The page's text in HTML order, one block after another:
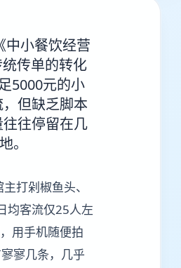
中小餐饮经营
传单的转化
5000元的小
但缺乏脚本
往停留在几
。
打剁椒鱼头、
均客流仅25人左
用手机随便拍
寥几条，几乎